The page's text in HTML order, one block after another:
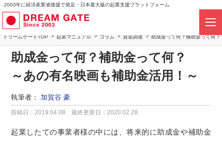
2003年に経済産業省後援で発足・日本最大級の起業支援プラットフォーム
ドリームゲートTOP 起業マニュアル コラム 資金調達 助成金って何？補助金って何
助成金って何？補助金って何？
～あの有名映画も補助金活用！～
執筆者： 加賀谷 豪
投稿日：2019.04.08 最終更新日：2020.02.28
起業したての事業者様の中には、将来的に助成金や補助金